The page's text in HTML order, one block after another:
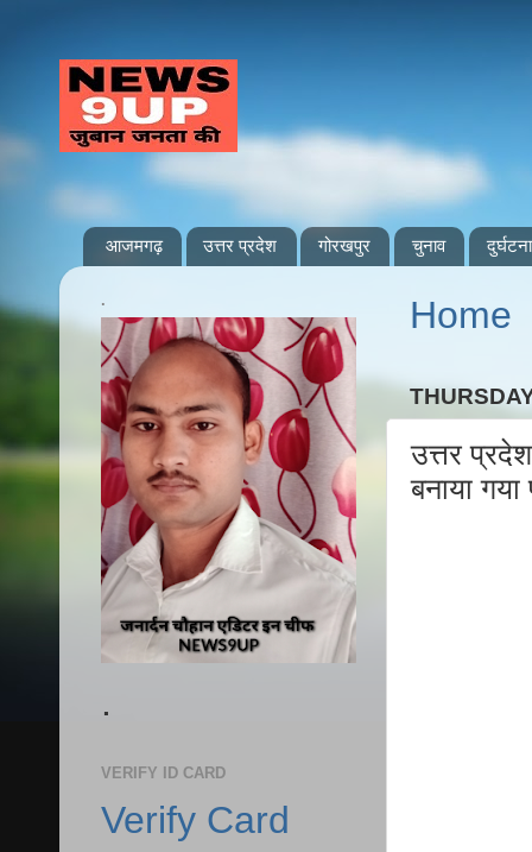
आजमगढ़ उत्तर प्रदेश गोरखपुर चुनाव दुर्घटना
Home
उत्तर
बनाया गया
.
.
VERIFY ID CARD
Verify Card